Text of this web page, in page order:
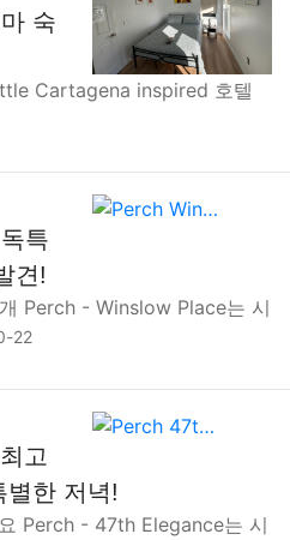
숙
Cartagena inspired 호텔
특
견!
Perch - Winslow Place는 시
22
고
별한 저녁!
Perch - 47th Elegance는 시